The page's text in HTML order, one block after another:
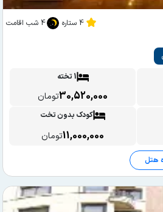
4 ستاره 4 شب اقامت
1 تخته
30,520,000تومان
کودک بدون تخت
11,000,000تومان
هتل